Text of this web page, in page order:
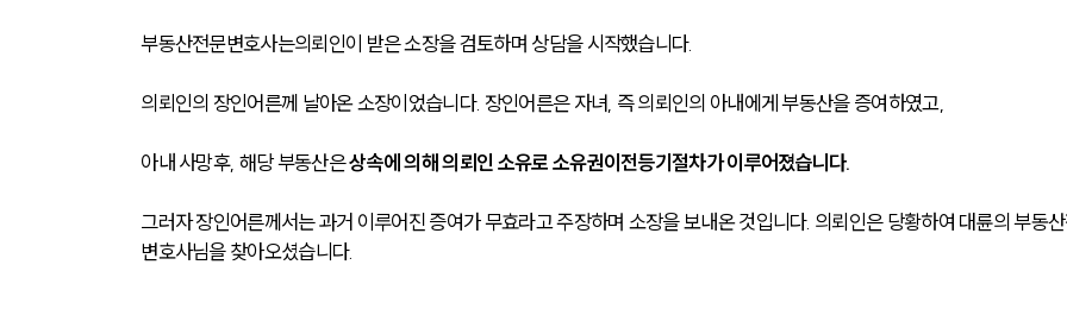
부동산전문변호사는의뢰인이 받은 소장을 검토하며 상담을 시작했습니다.
의뢰인의 장인어른께 날아온 소장이었습니다. 장인어른은 자녀, 즉 의뢰인의 아내에게 부동산을 증여하였고,
아내 사망후, 해당 부동산은 상속에 의해 의뢰인 소유로 소유권이전등기절차가 이루어졌습니다.
그러자 장인어른께서는 과거 이루어진 증여가 무효라고 주장하며 소장을 보내온 것입니다. 의뢰인은 당황하여 대륜의 부동
변호사님을 찾아오셨습니다.